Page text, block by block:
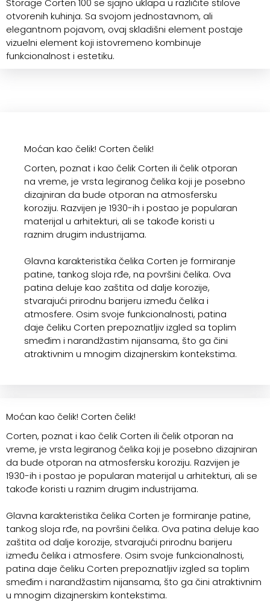
Storage Corten 100 se sjajno uklapa u različite stilove
otvorenih kuhinja. Sa svojom jednostavnom, ali
elegantnom pojavom, ovaj skladišni element postaje
vizuelni element koji istovremeno kombinuje
funkcionalnost i estetiku.
Moćan kao čelik! Corten čelik!
Corten, poznat i kao čelik Corten ili čelik otporan
na vreme, je vrsta legiranog čelika koji je posebno
dizajniran da bude otporan na atmosfersku
koroziju. Razvijen je 1930-ih i postao je popularan
materijal u arhitekturi, ali se takođe koristi u
raznim drugim industrijama.
Glavna karakteristika čelika Corten je formiranje
patine, tankog sloja rđe, na površini čelika. Ova
patina deluje kao zaštita od dalje korozije,
stvarajući prirodnu barijeru između čelika i
atmosfere. Osim svoje funkcionalnosti, patina
daje čeliku Corten prepoznatljiv izgled sa toplim
smeđim i narandžastim nijansama, što ga čini
atraktivnim u mnogim dizajnerskim kontekstima.
Moćan kao čelik! Corten čelik!
Corten, poznat i kao čelik Corten ili čelik otporan na
vreme, je vrsta legiranog čelika koji je posebno dizajniran
da bude otporan na atmosfersku koroziju. Razvijen je
1930-ih i postao je popularan materijal u arhitekturi, ali se
takođe koristi u raznim drugim industrijama.
Glavna karakteristika čelika Corten je formiranje patine,
tankog sloja rđe, na površini čelika. Ova patina deluje kao
zaštita od dalje korozije, stvarajući prirodnu barijeru
između čelika i atmosfere. Osim svoje funkcionalnosti,
patina daje čeliku Corten prepoznatljiv izgled sa toplim
smeđim i narandžastim nijansama, što ga čini atraktivnim
u mnogim dizajnerskim kontekstima.